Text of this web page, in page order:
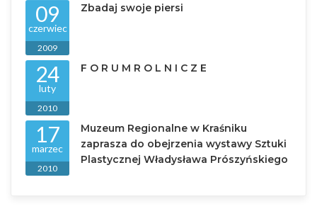
09
czerwiec
2009
Zbadaj swoje piersi
24
luty
2010
F O R U M R O L N I C Z E
17
marzec
2010
Muzeum Regionalne w Kraśniku
zaprasza do obejrzenia wystawy Sztuki
Plastycznej Władysława Prószyńskiego